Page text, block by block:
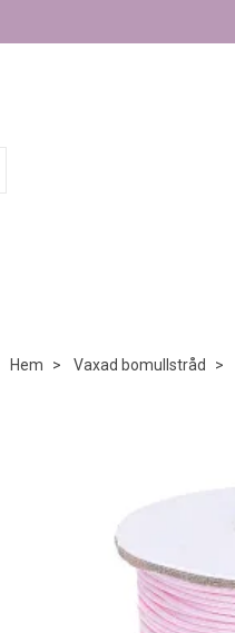
Hem Vaxad bomullstråd